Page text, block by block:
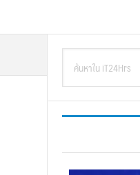
Primary
Sidebar
iT24Hrs